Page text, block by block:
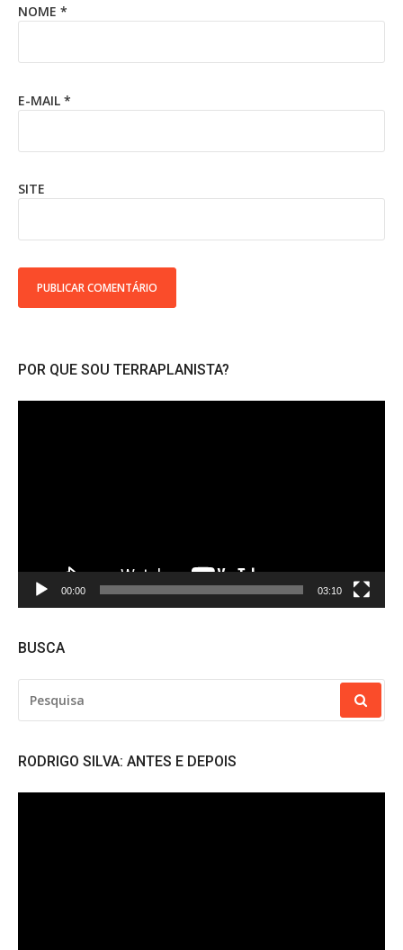
NOME *
E-MAIL *
SITE
POR QUE SOU TERRAPLANISTA?
00:00 03:10
BUSCA
POR:
RODRIGO SILVA: ANTES E DEPOIS